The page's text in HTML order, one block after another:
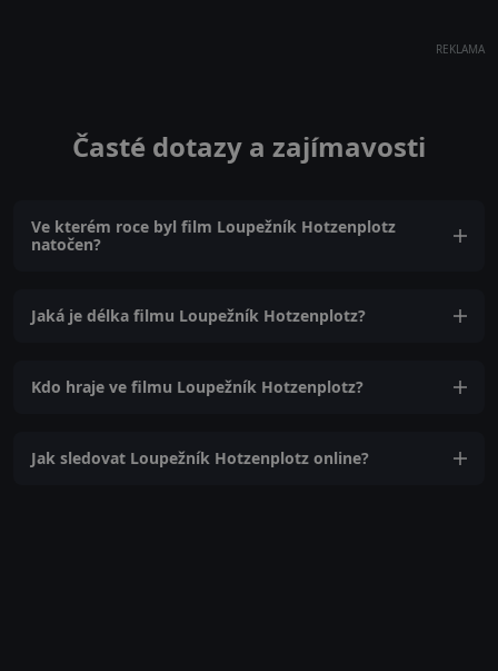
REKLAMA
Časté dotazy a zajímavosti
Ve kterém roce byl film Loupežník Hotzenplotz
natočen?
Jaká je délka filmu Loupežník Hotzenplotz?
Kdo hraje ve filmu Loupežník Hotzenplotz?
Jak sledovat Loupežník Hotzenplotz online?